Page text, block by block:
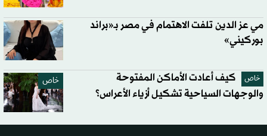
مي عز الدين تلفت الاهتمام في مصر بـ«براند
بوركيني»
خاص خاص
كيف أعادت الأماكن المفتوحة
والوجهات السياحية تشكيل أزياء الأعراس؟